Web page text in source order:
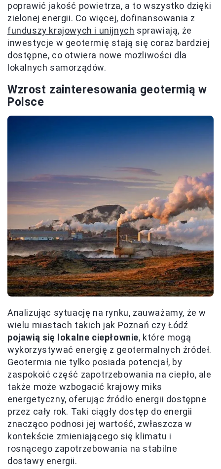
poprawić jakość powietrza, a to wszystko dzięki
zielonej energii. Co więcej, dofinansowania z
funduszy krajowych i unijnych sprawiają, że
inwestycje w geotermię stają się coraz bardziej
dostępne, co otwiera nowe możliwości dla
lokalnych samorządów.
Wzrost zainteresowania geotermią w
Polsce
Analizując sytuację na rynku, zauważamy, że w
wielu miastach takich jak Poznań czy Łódź
pojawią się lokalne ciepłownie, które mogą
wykorzystywać energię z geotermalnych źródeł.
Geotermia nie tylko posiada potencjał, by
zaspokoić część zapotrzebowania na ciepło, ale
także może wzbogacić krajowy miks
energetyczny, oferując źródło energii dostępne
przez cały rok. Taki ciągły dostęp do energii
znacząco podnosi jej wartość, zwłaszcza w
kontekście zmieniającego się klimatu i
rosnącego zapotrzebowania na stabilne
dostawy energii.